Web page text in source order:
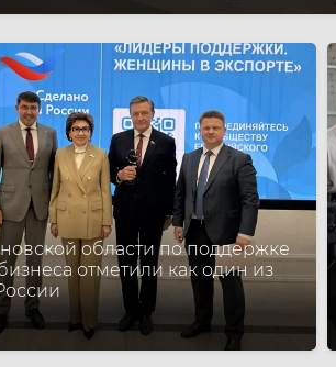
области по поддержке
отметили как один из